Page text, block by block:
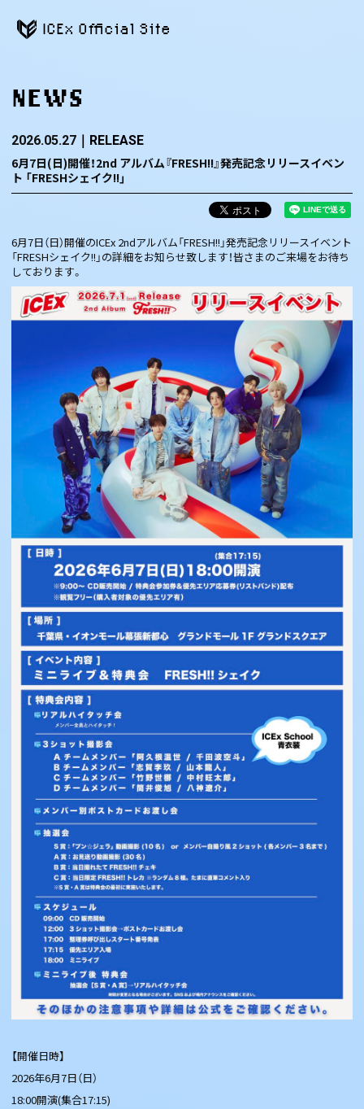
ICEx Official Site
NEWS
2026.05.27 RELEASE
6月7日(日)開催！2nd アルバム『FRESH!!』発売記念リリースイベン
ト 「FRESHシェイク!!」
6月7日（日）開催のICEx 2ndアルバム「FRESH!!」発売記念リリースイベント
「FRESHシェイク!!」の詳細をお知らせ致します！皆さまのご来場をお待ち
しております。
【開催日時】
2026年6月7日（日）
18:00開演(集合17:15)